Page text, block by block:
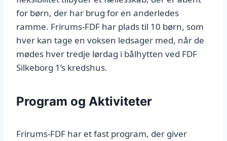
for børn, der har brug for en anderledes
ramme. Frirums-FDF har plads til 10 børn, som
hver kan tage en voksen ledsager med, når de
mødes hver tredje lørdag i bålhytten ved FDF
Silkeborg 1’s kredshus.
Program og Aktiviteter
Frirums-FDF har et fast program, der giver